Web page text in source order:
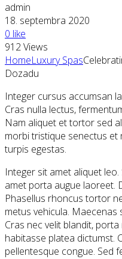
admin
18. septembra 2020
0 like
912 Views
HomeLuxury Spas
Dozadu
Integer cursus accumsan
Cras nulla lectus,
Nam aliquet et tortor sed
morbi tristique senectus
turpis egestas.
Integer sit amet aliquet
amet porta augue laoreet.
Phasellus rhoncus tortor
metus vehicula. Maecenas
Cras nec velit blandit,
habitasse platea dictumst.
pellentesque congue. Sed